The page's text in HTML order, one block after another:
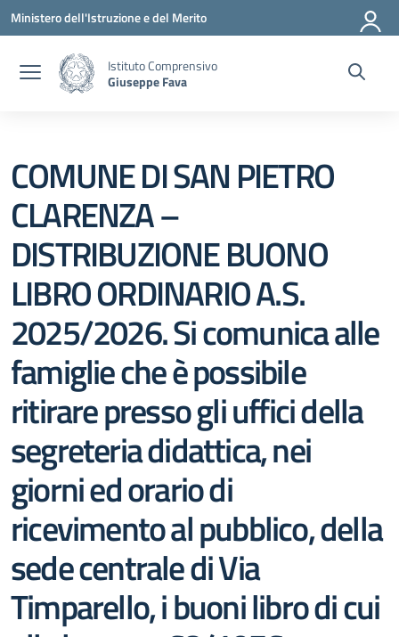
Vai ai contenuti
Vai al menu di navigazione
Vai al footer
Ministero dell'Istruzione e del Merito
Istituto Comprensivo
Giuseppe Fava
COMUNE DI SAN PIETRO
CLARENZA –
DISTRIBUZIONE BUONO
LIBRO ORDINARIO A.S.
2025/2026. Si comunica alle
famiglie che è possibile
ritirare presso gli uffici della
segreteria didattica, nei
giorni ed orario di
ricevimento al pubblico, della
sede centrale di Via
Timparello, i buoni libro di cui